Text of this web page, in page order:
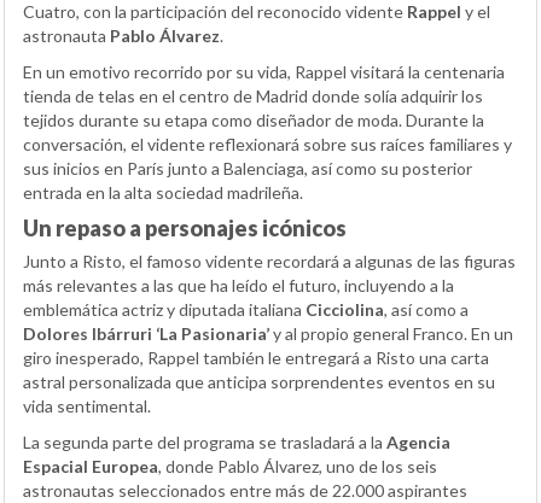
Cuatro, con la participación del reconocido vidente Rappel y el
astronauta Pablo Álvarez.
En un emotivo recorrido por su vida, Rappel visitará la centenaria
tienda de telas en el centro de Madrid donde solía adquirir los
tejidos durante su etapa como diseñador de moda. Durante la
conversación, el vidente reflexionará sobre sus raíces familiares y
sus inicios en París junto a Balenciaga, así como su posterior
entrada en la alta sociedad madrileña.
Un repaso a personajes icónicos
Junto a Risto, el famoso vidente recordará a algunas de las figuras
más relevantes a las que ha leído el futuro, incluyendo a la
emblemática actriz y diputada italiana Cicciolina, así como a
Dolores Ibárruri ‘La Pasionaria’y al propio general Franco. En un
giro inesperado, Rappel también le entregará a Risto una carta
astral personalizada que anticipa sorprendentes eventos en su
vida sentimental.
La segunda parte del programa se trasladará a la Agencia
Espacial Europea, donde Pablo Álvarez, uno de los seis
astronautas seleccionados entre más de 22.000 aspirantes